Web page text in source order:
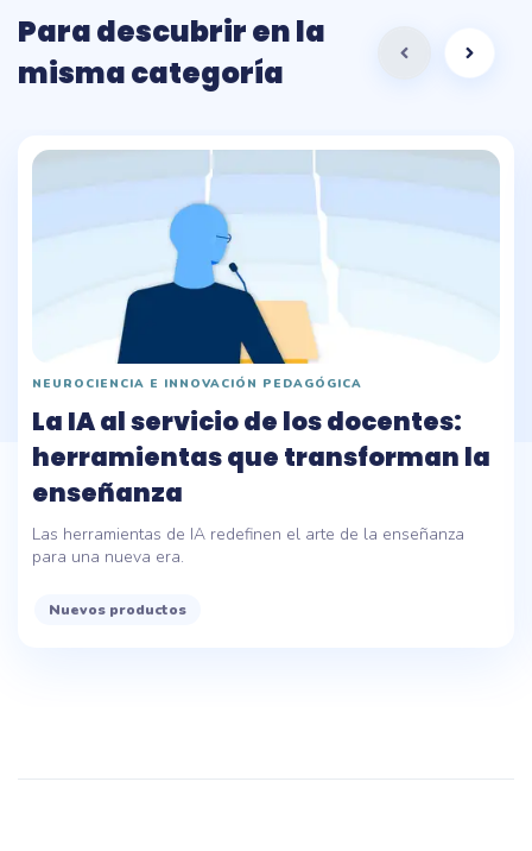
Para descubrir en la
misma categoría
NEUROCIENCIA E INNOVACIÓN PEDAGÓGICA
La IA al servicio de los docentes:
herramientas que transforman la
enseñanza
Las herramientas de IA redefinen el arte de la enseñanza
para una nueva era.
Nuevos productos